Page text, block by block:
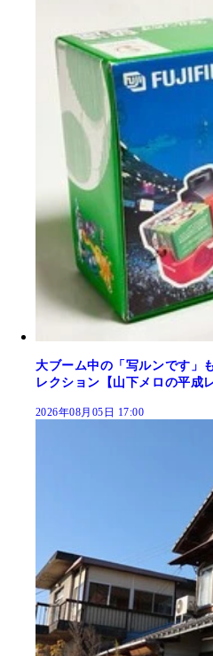
大ブーム中の「写ルンです」
レクション【山下メロの平成
2026年08月05日 17:00